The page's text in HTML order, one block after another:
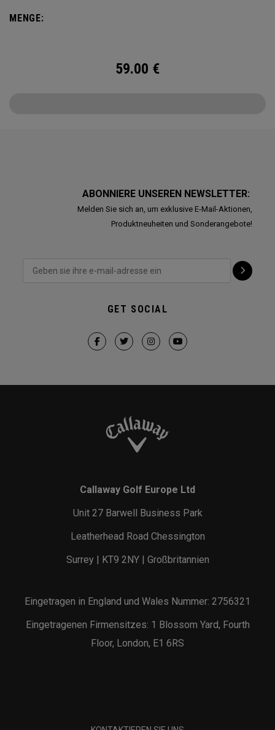
MENGE:
59.00 €
ABONNIERE UNSEREN NEWSLETTER:
Melden Sie sich an, um exklusive E-Mail-Aktionen,
Produktneuheiten und Sonderangebote!
GET SOCIAL
Callaway Golf Europe Ltd
Unit 27 Barwell Business Park
Leatherhead Road Chessington
Surrey | KT9 2NY | Großbritannien
Eingetragen in England und Wales Nummer: 2756321
Eingetragenen Firmensitzes: 1 Blossom Yard, Fourth
Floor, London, E1 6RS